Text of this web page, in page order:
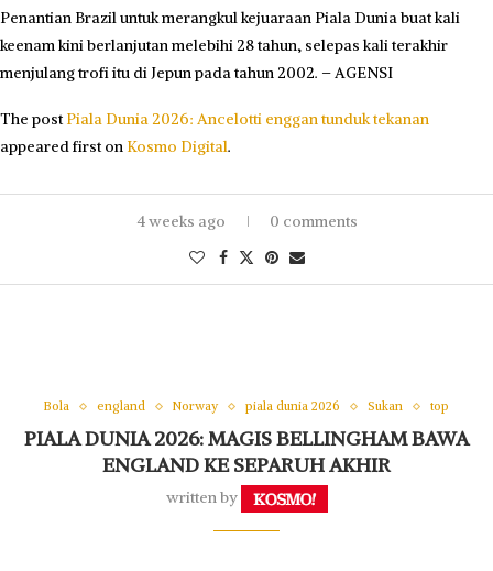
Penantian Brazil untuk merangkul kejuaraan Piala Dunia buat kali
keenam kini berlanjutan melebihi 28 tahun, selepas kali terakhir
menjulang trofi itu di Jepun pada tahun 2002. – AGENSI
The postPiala Dunia 2026: Ancelotti enggan tunduk tekanan
appeared first on Kosmo Digital.
4 weeks ago 0 comments
Bola england Norway piala dunia 2026 Sukan top
PIALA DUNIA 2026: MAGIS BELLINGHAM BAWA
ENGLAND KE SEPARUH AKHIR
written by